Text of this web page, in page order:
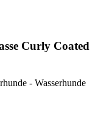
Curly Coated
- Wasserhunde